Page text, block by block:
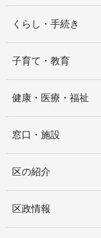
くらし・手続き
子育て・教育
健康・医療・福祉
窓口・施設
区の紹介
区政情報